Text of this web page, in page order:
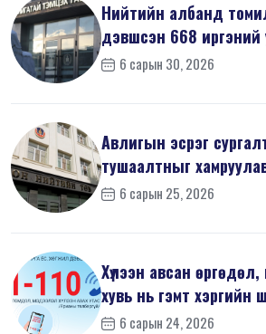
Нийтийн албанд
дэвшсэн 668 иргэний
мэдүүл...
6 сарын 30, 2026
Авлигын эсрэг
тушаалтныг
6 сарын 25, 2026
Хүлээн авсан
хувь нь гэмт хэргийн
6 сарын 24, 2026